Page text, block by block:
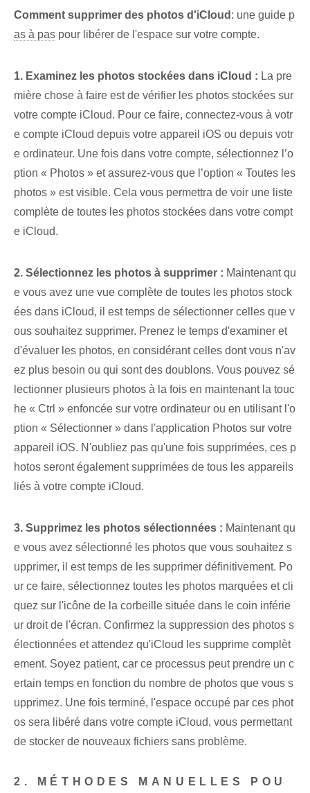
Comment supprimer des photos d'iCloud : une guide p
as à pas pour libérer de l'espace sur votre compte.
1. Examinez les photos stockées dans iCloud : La pre
mière chose à faire est de vérifier les photos stockées sur
votre compte iCloud. Pour ce faire, connectez-vous à votr
e compte iCloud depuis votre appareil iOS ou depuis votr
e ordinateur. Une fois dans votre compte, sélectionnez l’o
ption « Photos » et assurez-vous que l’option « Toutes les
photos » est visible. Cela vous permettra de voir une liste
complète de toutes les photos stockées dans votre compt
e iCloud.
2. Sélectionnez les photos à supprimer : Maintenant qu
e vous avez une vue complète de toutes les photos stock
ées dans iCloud, il est temps de sélectionner celles que v
ous souhaitez supprimer. Prenez le temps d'examiner et
d'évaluer les photos, en considérant celles dont vous n'av
ez plus besoin ou qui sont des doublons. Vous pouvez sé
lectionner plusieurs photos à la fois en maintenant la touc
he « Ctrl » enfoncée sur votre ordinateur ou en utilisant l'o
ption « Sélectionner » dans l'application Photos sur votre
appareil iOS. N'oubliez pas qu'une fois supprimées, ces p
hotos seront également supprimées de tous les appareils
liés à votre compte iCloud.
3. Supprimez les photos sélectionnées : Maintenant qu
e vous avez sélectionné les photos que vous souhaitez s
upprimer, il est temps de les supprimer définitivement. Po
ur ce faire, sélectionnez toutes les photos marquées et cli
quez sur l'icône de la corbeille située dans le coin inférie
ur droit de l'écran. Confirmez la suppression des photos s
électionnées et attendez qu'iCloud les supprime complèt
ement. Soyez patient, car ce processus peut prendre un c
ertain temps en fonction du nombre de photos que vous s
upprimez. Une fois terminé, l'espace occupé par ces phot
os sera libéré dans votre compte iCloud, vous permettant
de stocker de nouveaux fichiers sans problème.
2. MÉTHODES MANUELLES POU